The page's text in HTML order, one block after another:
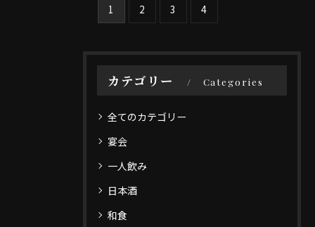
1 2 3 4
カテゴリー Categories
全てのカテゴリー
宴会
一人飲み
日本酒
和食